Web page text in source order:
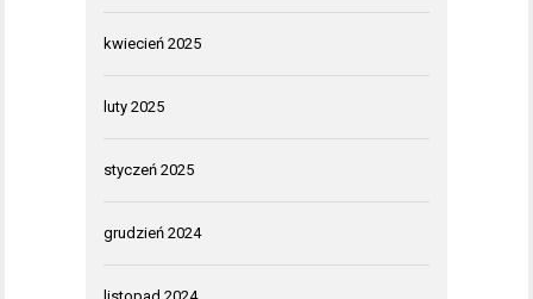
kwiecień 2025
luty 2025
styczeń 2025
grudzień 2024